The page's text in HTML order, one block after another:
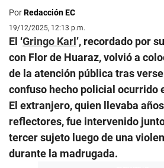
PorRedacción EC
19/12/2025, 12:13 p.m.
El ‘Gringo Karl’, recordado por
con Flor de Huaraz, volvió a
de la atención pública tras
confuso hecho policial ocurrido
El extranjero, quien llevaba
reflectores, fue intervenido
tercer sujeto luego de una
durante la madrugada.